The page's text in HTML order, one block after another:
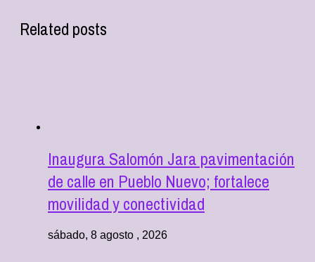
Related posts
Inaugura Salomón Jara pavimentación
de calle en Pueblo Nuevo; fortalece
movilidad y conectividad
sábado, 8 agosto , 2026